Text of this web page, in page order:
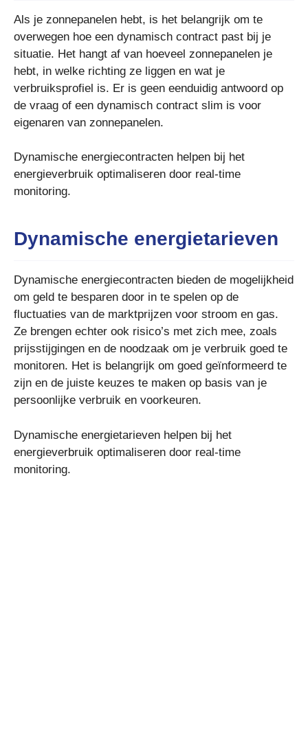
Als je zonnepanelen hebt, is het belangrijk om te
overwegen hoe een dynamisch contract past bij je
situatie. Het hangt af van hoeveel zonnepanelen je
hebt, in welke richting ze liggen en wat je
verbruiksprofiel is. Er is geen eenduidig antwoord op
de vraag of een dynamisch contract slim is voor
eigenaren van zonnepanelen.
Dynamische energiecontracten helpen bij het
energieverbruik optimaliseren door real-time
monitoring.
Dynamische energietarieven
Dynamische energiecontracten bieden de mogelijkheid
om geld te besparen door in te spelen op de
fluctuaties van de marktprijzen voor stroom en gas.
Ze brengen echter ook risico’s met zich mee, zoals
prijsstijgingen en de noodzaak om je verbruik goed te
monitoren. Het is belangrijk om goed geïnformeerd te
zijn en de juiste keuzes te maken op basis van je
persoonlijke verbruik en voorkeuren.
Dynamische energietarieven helpen bij het
energieverbruik optimaliseren door real-time
monitoring.